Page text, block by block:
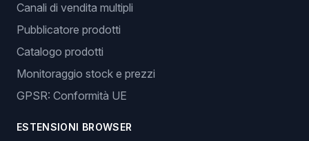
Canali di vendita multipli
Pubblicatore prodotti
Catalogo prodotti
Monitoraggio stock e prezzi
GPSR: Conformità UE
ESTENSIONI BROWSER